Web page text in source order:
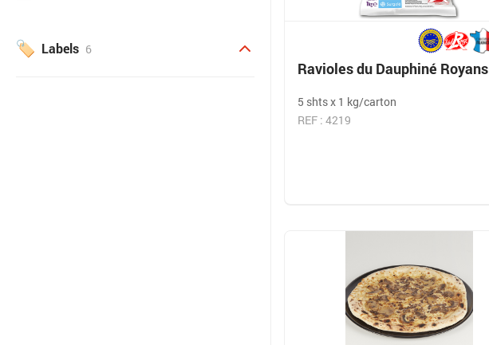
Labels 6
Ravioles du Dauphiné Royans
5 shts x 1 kg/carton
REF : 4219